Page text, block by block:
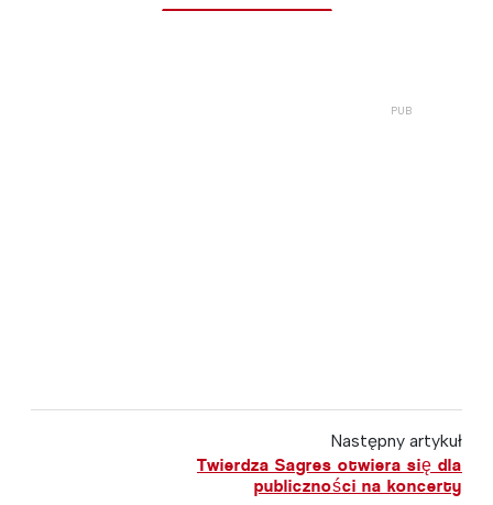
Następny artykuł
Twierdza Sagres otwiera się dla
publiczności na koncerty